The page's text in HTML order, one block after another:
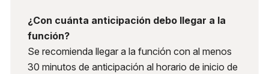
¿Con cuánta anticipación debo llegar a la
función?
Se recomienda llegar a la función con al menos
30 minutos de anticipación al horario de inicio de